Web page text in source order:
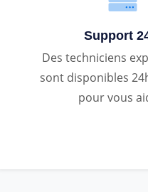
Support
Des techniciens
sont disponibles
pour vous